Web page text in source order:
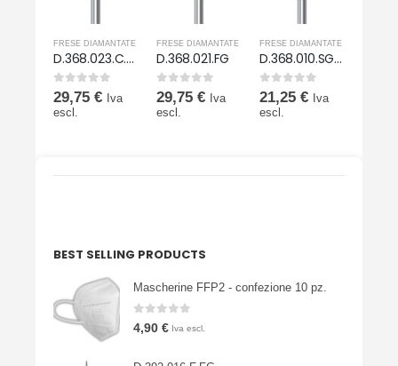
FRESE DIAMANTATE
D.368.023.C.FG
0Su 5
29,75 € Iva
escl.
FRESE DIAMANTATE
D.368.021.FG
0Su 5
29,75 € Iva
escl.
FRESE DIAMANTATE
D.368.010.SG.FG
0Su 5
21,25 € Iva
escl.
BEST SELLING PRODUCTS
Mascherine FFP2 - confezione 10 pz.
0 Su 5
4,90 € Iva escl.